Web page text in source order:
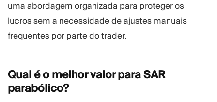
uma abordagem organizada para proteger os
lucros sem a necessidade de ajustes manuais
frequentes por parte do trader.
Qual é o melhor valor para SAR
parabólico?